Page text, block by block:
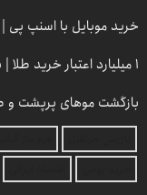
خرید موبایل با اسنپ پی | در ۴ قسط بدون سود و
۱ میلیارد اعتبار خرید طلا | بدون ضامن و چک
بازگشت موهای پرپشت و